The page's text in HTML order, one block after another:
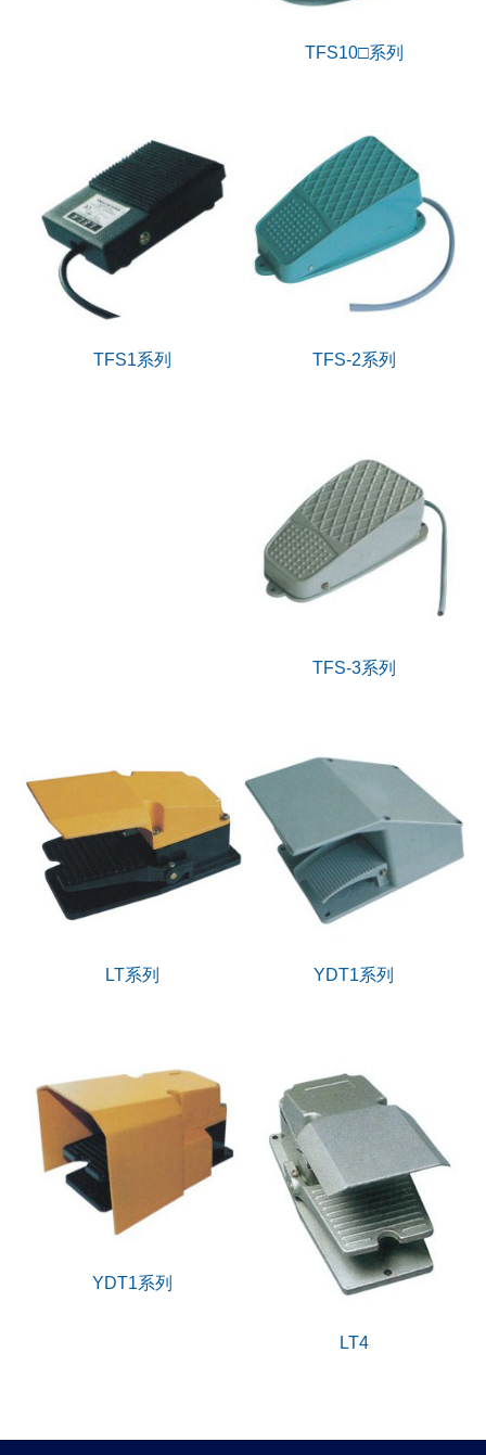
TFS10□系列
TFS1系列 TFS-2系列
TFS-3系列
LT系列 YDT1系列
YDT1系列
LT4